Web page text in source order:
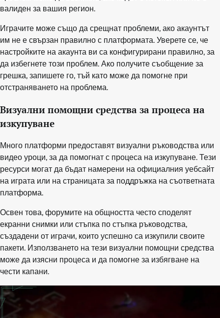
валиден за вашия регион.
Играчите може също да срещнат проблеми, ако акаунтът
им не е свързан правилно с платформата. Уверете се, че
настройките на акаунта ви са конфигурирани правилно, за
да избегнете този проблем. Ако получите съобщение за
грешка, запишете го, тъй като може да помогне при
отстраняването на проблема.
Визуални помощни средства за процеса на
изкупуване
Много платформи предоставят визуални ръководства или
видео уроци, за да помогнат с процеса на изкупуване. Тези
ресурси могат да бъдат намерени на официалния уебсайт
на играта или на страницата за поддръжка на съответната
платформа.
Освен това, форумите на общността често споделят
екранни снимки или стъпка по стъпка ръководства,
създадени от играчи, които успешно са изкупили своите
пакети. Използването на тези визуални помощни средства
може да изясни процеса и да помогне за избягване на
чести капани.